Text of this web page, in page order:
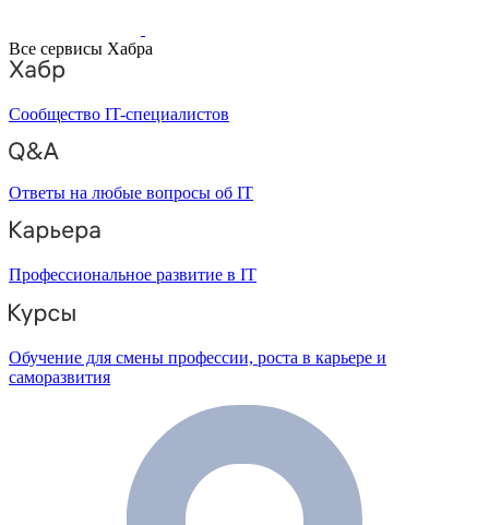
Все сервисы Хабра
Сообщество IT-специалистов
Ответы на любые вопросы об IT
Профессиональное развитие в IT
Обучение для смены профессии, роста в карьере и
саморазвития